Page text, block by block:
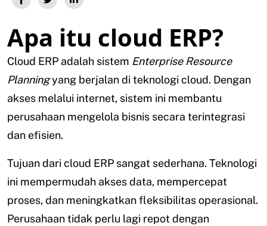
Apa itu cloud ERP?
Cloud ERP adalah sistem Enterprise Resource
Planningyang berjalan di teknologi cloud. Dengan
akses melalui internet, sistem ini membantu
perusahaan mengelola bisnis secara terintegrasi
dan efisien.
Tujuan dari cloud ERP sangat sederhana. Teknologi
ini mempermudah akses data, mempercepat
proses, dan meningkatkan fleksibilitas operasional.
Perusahaan tidak perlu lagi repot dengan